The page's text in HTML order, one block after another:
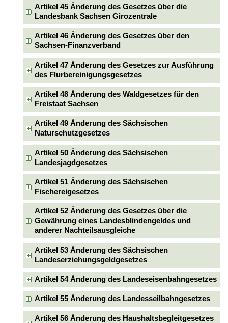
Artikel 45 Änderung des Gesetzes über die
Landesbank Sachsen Girozentrale
Artikel 46 Änderung des Gesetzes über den
Sachsen-Finanzverband
Artikel 47 Änderung des Gesetzes zur Ausführung
des Flurbereinigungsgesetzes
Artikel 48 Änderung des Waldgesetzes für den
Freistaat Sachsen
Artikel 49 Änderung des Sächsischen
Naturschutzgesetzes
Artikel 50 Änderung des Sächsischen
Landesjagdgesetzes
Artikel 51 Änderung des Sächsischen
Fischereigesetzes
Artikel 52 Änderung des Gesetzes über die
Gewährung eines Landesblindengeldes und
anderer Nachteilsausgleiche
Artikel 53 Änderung des Sächsischen
Landeserziehungsgeldgesetzes
Artikel 54 Änderung des Landeseisenbahngesetzes
Artikel 55 Änderung des Landesseilbahngesetzes
Artikel 56 Änderung des Haushaltsbegleitgesetzes